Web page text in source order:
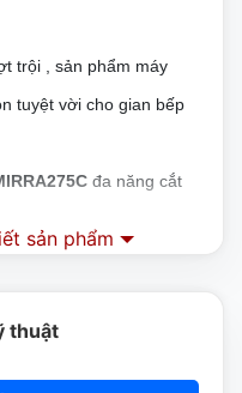
trội , sản phẩm máy
tuyệt vời cho gian bếp
đa năng cắt
để thái thịt có xương
sản phẩm
thuật